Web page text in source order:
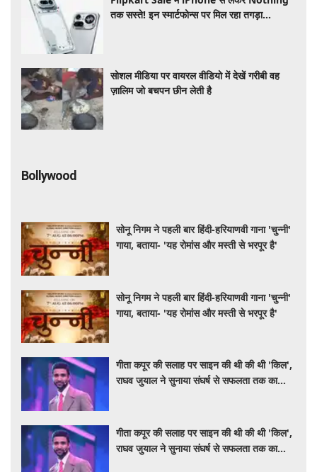
तक सस्ते! इन स्मार्टफोन्स पर मिल रहा तगड़ा
सोशल मीडिया पर वायरल वीडियो में देखें गरीबी वह
ज़ालिम जो बचपन छीन लेती है
Bollywood
सोनू निगम ने पहली बार हिंदी-हरियाणवी गाना 'चुन्नी'
गाया, बताया- 'यह रोमांस और मस्ती से भरपूर है'
सोनू निगम ने पहली बार हिंदी-हरियाणवी गाना 'चुन्नी'
गाया, बताया- 'यह रोमांस और मस्ती से भरपूर है'
गीता कपूर की सलाह पर साइन की थी की थी 'किल',
राघव जुयाल ने सुनाया संघर्ष से सफलता तक का
गीता कपूर की सलाह पर साइन की थी की थी 'किल',
राघव जुयाल ने सुनाया संघर्ष से सफलता तक का